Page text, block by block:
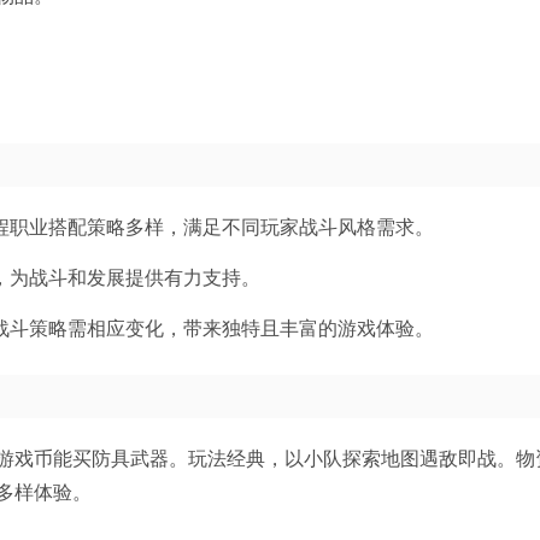
业搭配策略多样，满足不同玩家战斗风格需求。
战斗和发展提供有力支持。
策略需相应变化，带来独特且丰富的游戏体验。
币能买防具武器。玩法经典，以小队探索地图遇敌即战。
样体验。